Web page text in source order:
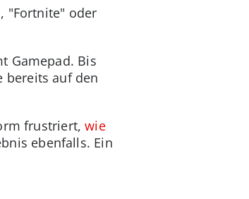
, "Fortnite" oder
Gamepad. Bis
bereits auf den
frustriert,wie
ebenfalls. Ein